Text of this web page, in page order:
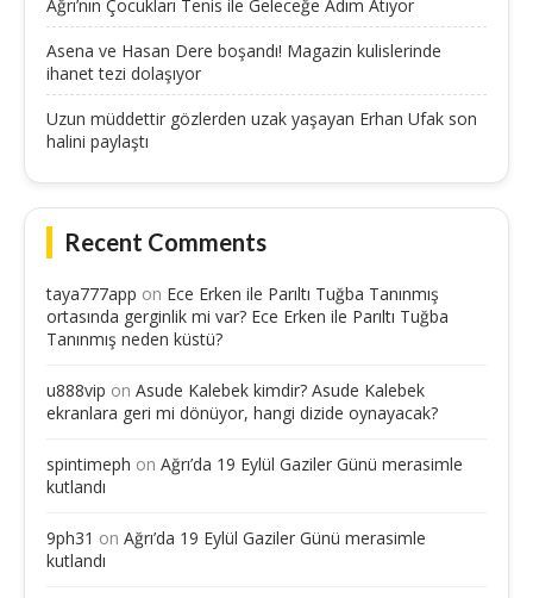
Ağrı’nın Çocukları Tenis ile Geleceğe Adım Atıyor
Asena ve Hasan Dere boşandı! Magazin kulislerinde
ihanet tezi dolaşıyor
Uzun müddettir gözlerden uzak yaşayan Erhan Ufak son
halini paylaştı
Recent Comments
taya777app on Ece Erken ile Parıltı Tuğba Tanınmış
ortasında gerginlik mi var? Ece Erken ile Parıltı Tuğba
Tanınmış neden küstü?
u888vip on Asude Kalebek kimdir? Asude Kalebek
ekranlara geri mi dönüyor, hangi dizide oynayacak?
spintimeph on Ağrı’da 19 Eylül Gaziler Günü merasimle
kutlandı
9ph31 on Ağrı’da 19 Eylül Gaziler Günü merasimle
kutlandı